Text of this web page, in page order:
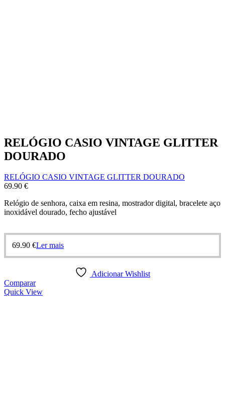
RELÓGIO CASIO VINTAGE GLITTER
DOURADO
RELÓGIO CASIO VINTAGE GLITTER DOURADO
69.90 €
Relógio de senhora, caixa em resina, mostrador digital, bracelete aço
inoxidável dourado, fecho ajustável
69.90 €Ler mais
Adicionar Wishlist
Comparar
Quick View